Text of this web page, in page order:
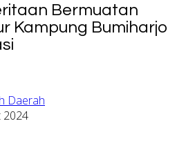
Bermuatan
Kampung Bumiharjo
Daerah
2024